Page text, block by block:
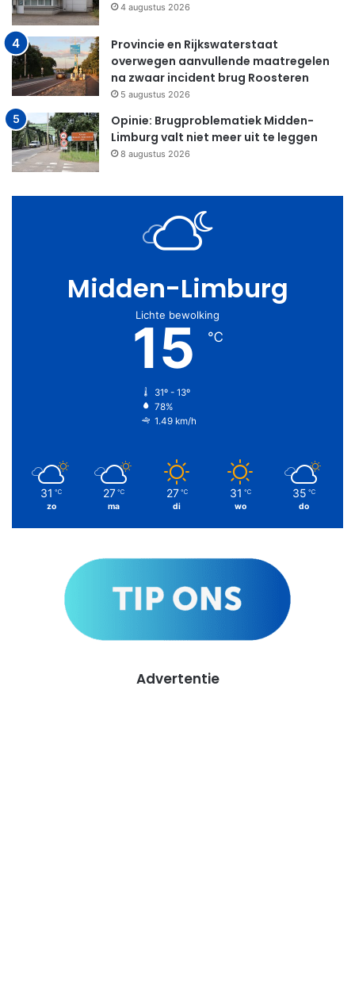
4 augustus 2026
Provincie en Rijkswaterstaat
overwegen aanvullende maatregelen
na zwaar incident brug Roosteren
5 augustus 2026
Opinie: Brugproblematiek Midden-
Limburg valt niet meer uit te leggen
8 augustus 2026
Midden-Limburg
Lichte bewolking
15 ℃
31º - 13º
78%
1.49 km/h
31 ℃
zo
27 ℃
ma
27 ℃
di
31 ℃
wo
35 ℃
do
Advertentie